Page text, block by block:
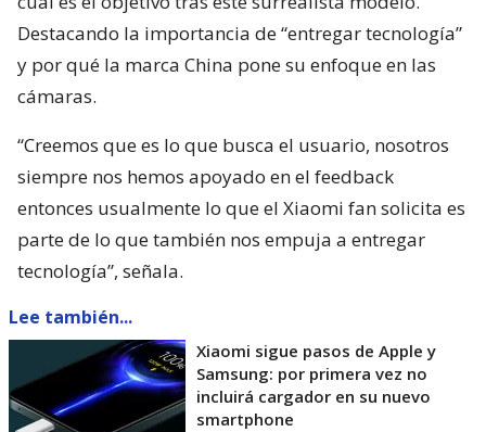
Destacando la importancia de “entregar tecnología”
y por qué la marca China pone su enfoque en las
cámaras.
“Creemos que es lo que busca el usuario, nosotros
siempre nos hemos apoyado en el feedback
entonces usualmente lo que el Xiaomi fan solicita es
parte de lo que también nos empuja a entregar
tecnología”, señala.
Lee también...
Xiaomi sigue pasos de Apple y
Samsung: por primera vez no
incluirá cargador en su nuevo
smartphone